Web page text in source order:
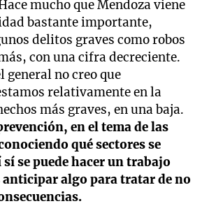
mucho que Mendoza viene
bastante importante,
delitos graves como robos
con una cifra decreciente.
general no creo que
relativamente en la
más graves, en una baja.
en el tema de las
qué sectores se
se puede hacer un trabajo
algo para tratar de no